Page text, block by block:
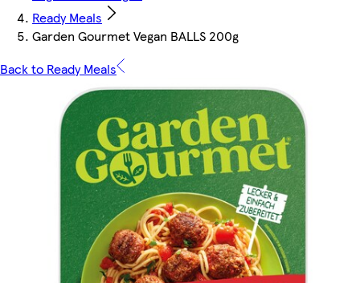
Ready Meals
Garden Gourmet Vegan BALLS 200g
Back to Ready Meals